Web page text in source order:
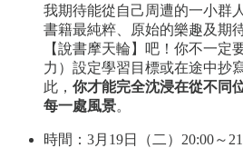
我期待能從自己周遭的一小群
書籍最純粹、原始的樂趣及期
【說書摩天輪】吧！你不一定
力）設定學習目標或在途中抄
此， 你才能完全沈浸在從不同
每一處風景。
時間：3月19日（二）20:00～